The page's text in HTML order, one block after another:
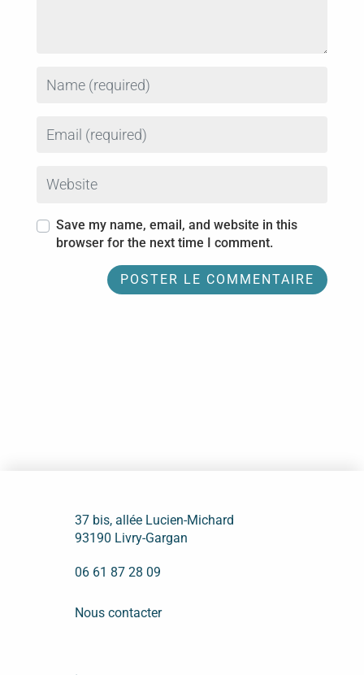
Save my name, email, and website in this
browser for the next time I comment.
37 bis, allée Lucien-Michard
93190 Livry-Gargan
06 61 87 28 09
Nous contacter